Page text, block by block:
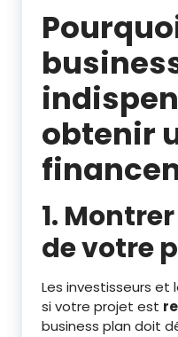
obtenir
1.
de votre
Les investisseurs et
si votre projet est
business plan doit